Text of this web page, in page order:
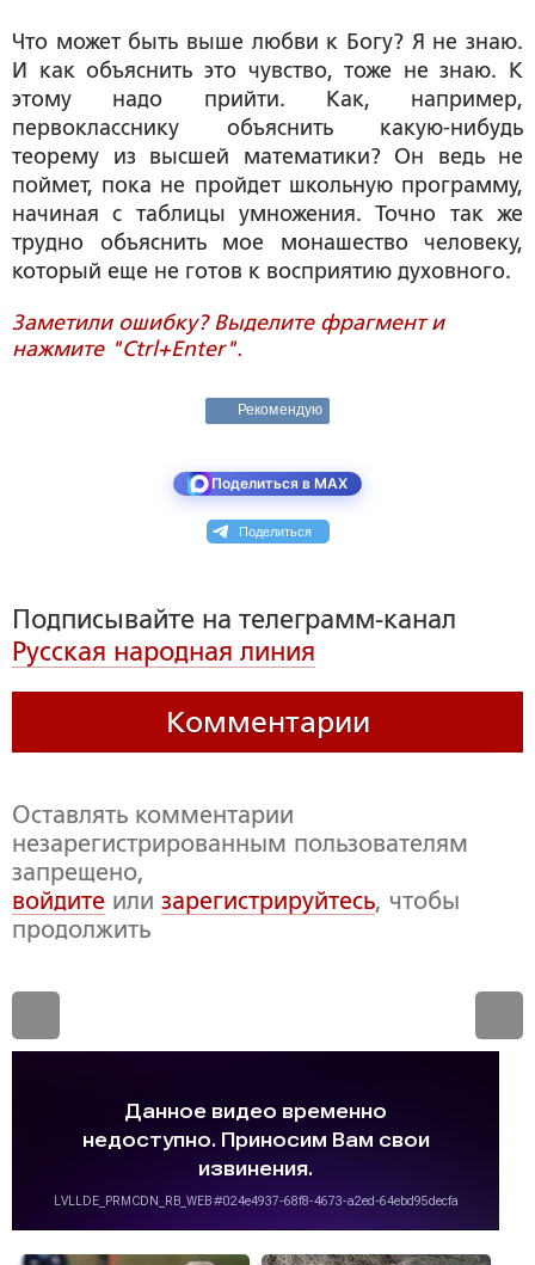
Что может быть выше любви к Богу? Я не знаю.
И как объяснить это чувство, тоже не знаю. К
этому надо прийти. Как, например,
первокласснику объяснить какую-нибудь
теорему из высшей математики? Он ведь не
поймет, пока не пройдет школьную программу,
начиная с таблицы умножения. Точно так же
трудно объяснить мое монашество человеку,
который еще не готов к восприятию духовного.
Заметили ошибку? Выделите фрагмент и
нажмите "Ctrl+Enter".
Рекомендую
Поделиться в MAX
Поделиться
Подписывайте на телеграмм-канал
Русская народная линия
Комментарии
Оставлять комментарии
незарегистрированным пользователям
запрещено,
войдите или зарегистрируйтесь, чтобы
продолжить